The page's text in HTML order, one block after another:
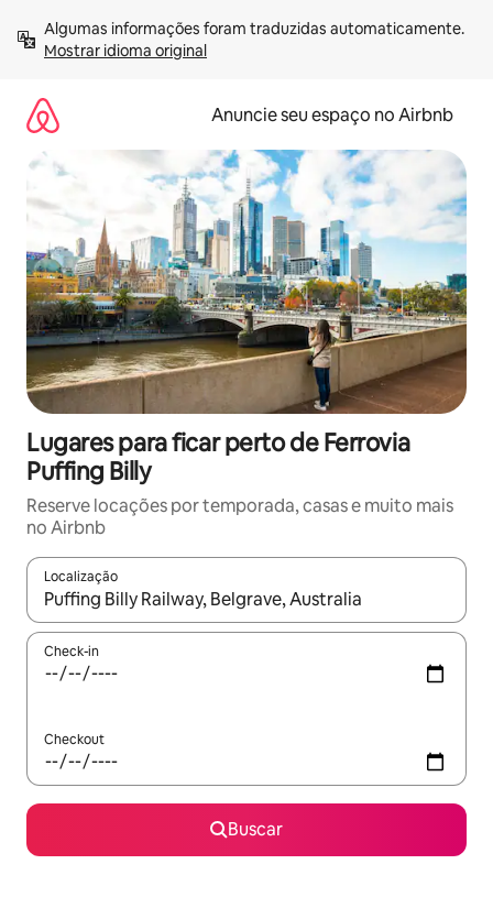
para
Mostrar idioma original
Anuncie seu espaço no Airbnb
Lugares para ficar perto de Ferrovia
Puffing Billy
Reserve locações por temporada, casas e muito mais
no Airbnb
Localização
Quando os resultados estiverem disponíveis, explore-os
Check-in
Checkout
Buscar